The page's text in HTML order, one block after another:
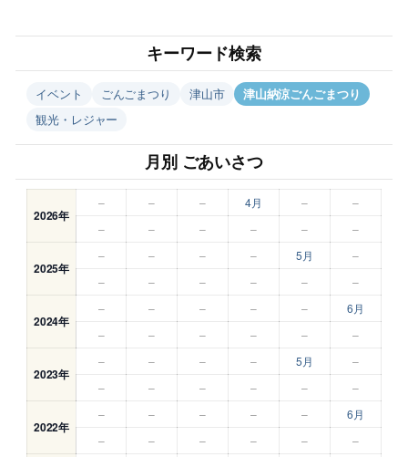
キーワード検索
イベント ごんごまつり 津山市
津山納涼ごんごまつり
観光・レジャー
月別 ごあいさつ
2026年
– – – 4月 –
–
–
– – – – –
2025年
– – – – 5月
–
–
– – – – –
2024年
– – – – –
6月
–
– – – – –
2023年
– – – – 5月
–
–
– – – – –
2022年
– – – – –
6月
–
– – – – –